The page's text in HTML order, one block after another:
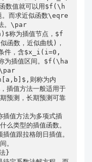
值就可以用$f(\h
而求近似函数\eqre
。\par
函数，近似曲线)，
件，含$x_i(i=0,
插值区间。$f(\ha
插值方法一般适用于
预测，长期预测可靠
么类型的插值函数。
。